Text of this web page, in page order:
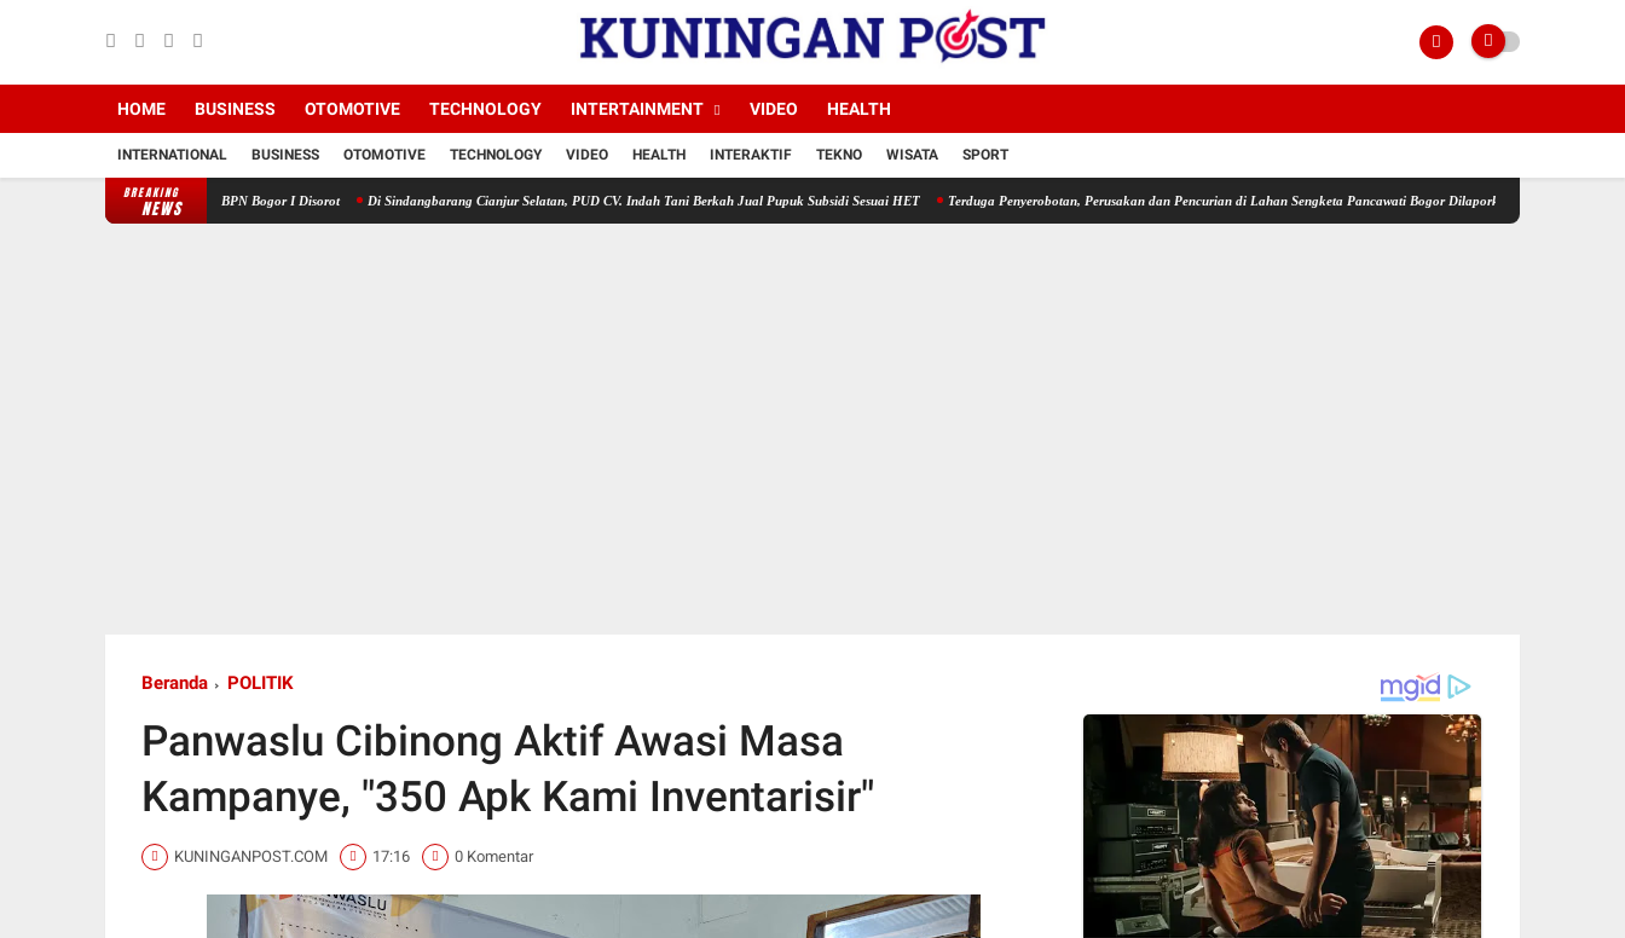
HOME BUSINESS OTOMOTIVE TECHNOLOGY INTERTAINMENT VIDEO HEALTH
INTERNATIONAL BUSINESS OTOMOTIVE TECHNOLOGY VIDEO HEALTH INTERAKTIF TEKNO WISATA SPORT
BREAKING
NEWS
HGB PT BSS oleh BPN Bogor I Disorot Di Sindangbarang Cianjur Selatan, PUD CV. Indah Tani Berkah Jual Pupuk Subsidi Sesuai HET Terduga Penyerobotan, Perusakan dan Pencurian di Lahan Sengketa Pancawati Bogor Dilaporkan ke Polisi
Beranda POLITIK
Panwaslu Cibinong Aktif Awasi Masa
Kampanye, "350 Apk Kami Inventarisir"
KUNINGANPOST.COM 17:16 0 Komentar